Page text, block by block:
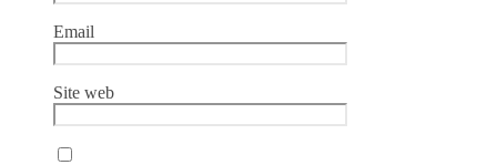
Email
Site web